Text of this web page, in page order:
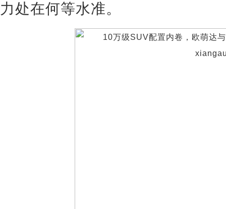
力处在何等水准。